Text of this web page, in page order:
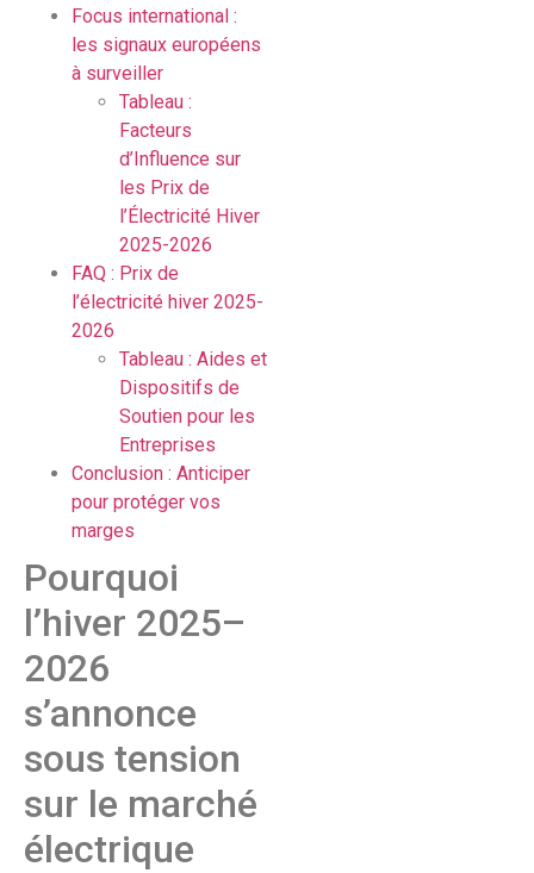
Focus international :
les signaux européens
à surveiller
Tableau :
Facteurs
d’Influence sur
les Prix de
l’Électricité Hiver
2025-2026
FAQ : Prix de
l’électricité hiver 2025-
2026
Tableau : Aides et
Dispositifs de
Soutien pour les
Entreprises
Conclusion : Anticiper
pour protéger vos
marges
Pourquoi
l’hiver 2025–
2026
s’annonce
sous tension
sur le marché
électrique